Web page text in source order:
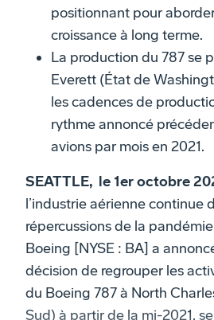
positionnant pour
croissance à long terme.
La production du 787 se
Everett (État de
les cadences de
rythme annoncé
avions par mois en 2021.
SEATTLE, le 1er octobre
l’industrie aérienne continue
répercussions de la
Boeing [NYSE : BA] a
décision de regrouper les
du Boeing 787 à North
Sud) à partir de la mi-2021,